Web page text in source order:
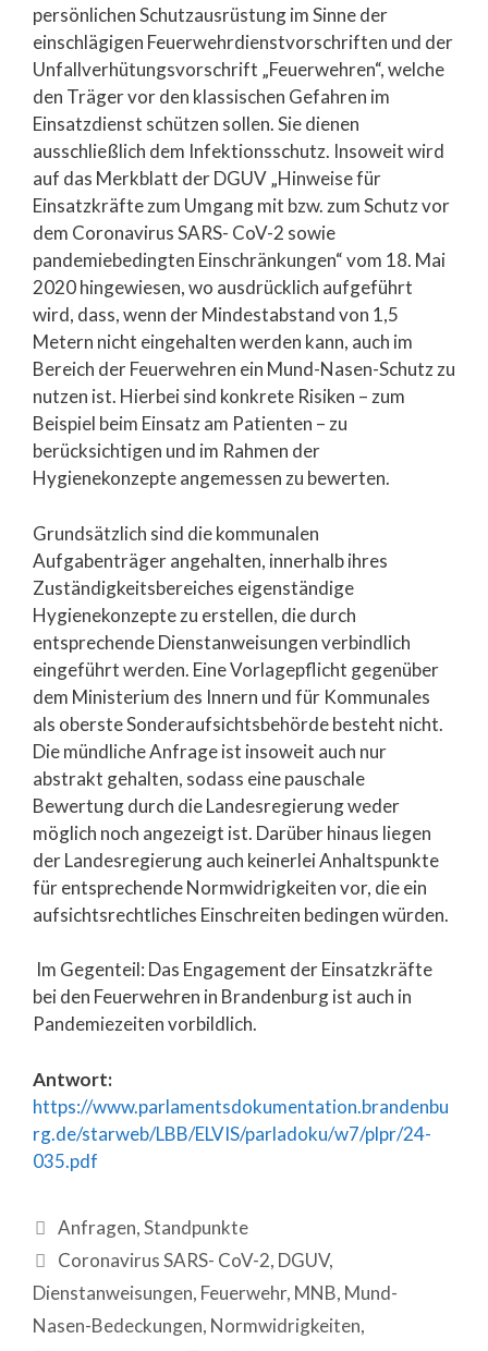
persönlichen Schutzausrüstung im Sinne der
einschlägigen Feuerwehrdienstvorschriften und der
Unfallverhütungsvorschrift „Feuerwehren“, welche
den Träger vor den klassischen Gefahren im
Einsatzdienst schützen sollen. Sie dienen
ausschließlich dem Infektionsschutz. Insoweit wird
auf das Merkblatt der DGUV „Hinweise für
Einsatzkräfte zum Umgang mit bzw. zum Schutz vor
dem Coronavirus SARS- CoV-2 sowie
pandemiebedingten Einschränkungen“ vom 18. Mai
2020 hingewiesen, wo ausdrücklich aufgeführt
wird, dass, wenn der Mindestabstand von 1,5
Metern nicht eingehalten werden kann, auch im
Bereich der Feuerwehren ein Mund-Nasen-Schutz zu
nutzen ist. Hierbei sind konkrete Risiken – zum
Beispiel beim Einsatz am Patienten – zu
berücksichtigen und im Rahmen der
Hygienekonzepte angemessen zu bewerten.
Grundsätzlich sind die kommunalen
Aufgabenträger angehalten, innerhalb ihres
Zuständigkeitsbereiches eigenständige
Hygienekonzepte zu erstellen, die durch
entsprechende Dienstanweisungen verbindlich
eingeführt werden. Eine Vorlagepflicht gegenüber
dem Ministerium des Innern und für Kommunales
als oberste Sonderaufsichtsbehörde besteht nicht.
Die mündliche Anfrage ist insoweit auch nur
abstrakt gehalten, sodass eine pauschale
Bewertung durch die Landesregierung weder
möglich noch angezeigt ist. Darüber hinaus liegen
der Landesregierung auch keinerlei Anhaltspunkte
für entsprechende Normwidrigkeiten vor, die ein
aufsichtsrechtliches Einschreiten bedingen würden.
Im Gegenteil: Das Engagement der Einsatzkräfte
bei den Feuerwehren in Brandenburg ist auch in
Pandemiezeiten vorbildlich.
Antwort:
https://www.parlamentsdokumentation.brandenbu
rg.de/starweb/LBB/ELVIS/parladoku/w7/plpr/24-
035.pdf
Anfragen,Standpunkte
Coronavirus SARS- CoV-2, DGUV,
Dienstanweisungen, Feuerwehr, MNB, Mund-
Nasen-Bedeckungen, Normwidrigkeiten,